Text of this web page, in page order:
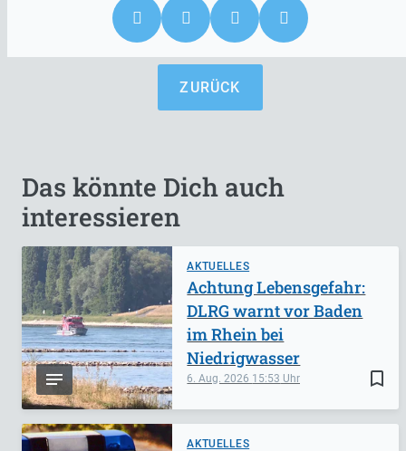
ZURÜCK
Das könnte Dich auch
interessieren
AKTUELLES
bookmark_border
6. Aug. 2026 15:53
Achtung Lebensgefahr:
DLRG warnt vor Baden
im Rhein bei
Niedrigwasser
AKTUELLES